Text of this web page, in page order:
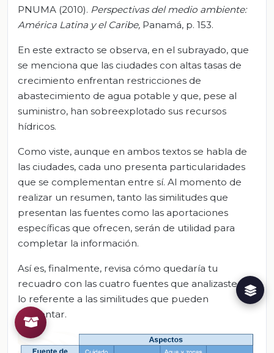
PNUMA (2010). Perspectivas del medio ambiente:
América Latina y el Caribe, Panamá, p. 153.
En este extracto se observa, en el subrayado, que
se menciona que las ciudades con altas tasas de
crecimiento enfrentan restricciones de
abastecimiento de agua potable y que, pese al
suministro, han sobreexplotado sus recursos
hídricos.
Como viste, aunque en ambos textos se habla de
las ciudades, cada uno presenta particularidades
que se complementan entre sí. Al momento de
realizar un resumen, tanto las similitudes que
presentan las fuentes como las aportaciones
específicas que ofrecen, serán de utilidad para
completar la información.
Así es, finalmente, revisa cómo quedaría tu
recuadro con las cuatro fuentes que analizaste en
lo referente a las similitudes que pueden
presentar.